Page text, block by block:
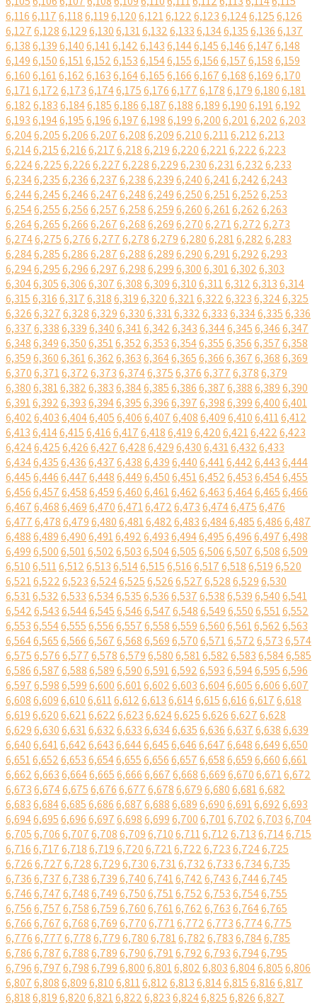
6,1166,1176,1186,1196,1206,1216,1226,1236,1246,1256,126
6,1276,1286,1296,1306,1316,1326,1336,1346,1356,1366,137
6,1386,1396,1406,1416,1426,1436,1446,1456,1466,1476,148
6,1496,1506,1516,1526,1536,1546,1556,1566,1576,1586,159
6,1606,1616,1626,1636,1646,1656,1666,1676,1686,1696,170
6,1716,1726,1736,1746,1756,1766,1776,1786,1796,1806,181
6,1826,1836,1846,1856,1866,1876,1886,1896,1906,1916,192
6,1936,1946,1956,1966,1976,1986,1996,2006,2016,2026,203
6,2046,2056,2066,2076,2086,2096,2106,2116,2126,213
6,2146,2156,2166,2176,2186,2196,2206,2216,2226,223
6,2246,2256,2266,2276,2286,2296,2306,2316,2326,233
6,2346,2356,2366,2376,2386,2396,2406,2416,2426,243
6,2446,2456,2466,2476,2486,2496,2506,2516,2526,253
6,2546,2556,2566,2576,2586,2596,2606,2616,2626,263
6,2646,2656,2666,2676,2686,2696,2706,2716,2726,273
6,2746,2756,2766,2776,2786,2796,2806,2816,2826,283
6,2846,2856,2866,2876,2886,2896,2906,2916,2926,293
6,2946,2956,2966,2976,2986,2996,3006,3016,3026,303
6,3046,3056,3066,3076,3086,3096,3106,3116,3126,3136,314
6,3156,3166,3176,3186,3196,3206,3216,3226,3236,3246,325
6,3266,3276,3286,3296,3306,3316,3326,3336,3346,3356,336
6,3376,3386,3396,3406,3416,3426,3436,3446,3456,3466,347
6,3486,3496,3506,3516,3526,3536,3546,3556,3566,3576,358
6,3596,3606,3616,3626,3636,3646,3656,3666,3676,3686,369
6,3706,3716,3726,3736,3746,3756,3766,3776,3786,379
6,3806,3816,3826,3836,3846,3856,3866,3876,3886,3896,390
6,3916,3926,3936,3946,3956,3966,3976,3986,3996,4006,401
6,4026,4036,4046,4056,4066,4076,4086,4096,4106,4116,412
6,4136,4146,4156,4166,4176,4186,4196,4206,4216,4226,423
6,4246,4256,4266,4276,4286,4296,4306,4316,4326,433
6,4346,4356,4366,4376,4386,4396,4406,4416,4426,4436,444
6,4456,4466,4476,4486,4496,4506,4516,4526,4536,4546,455
6,4566,4576,4586,4596,4606,4616,4626,4636,4646,4656,466
6,4676,4686,4696,4706,4716,4726,4736,4746,4756,476
6,4776,4786,4796,4806,4816,4826,4836,4846,4856,4866,487
6,4886,4896,4906,4916,4926,4936,4946,4956,4966,4976,498
6,4996,5006,5016,5026,5036,5046,5056,5066,5076,5086,509
6,5106,5116,5126,5136,5146,5156,5166,5176,5186,5196,520
6,5216,5226,5236,5246,5256,5266,5276,5286,5296,530
6,5316,5326,5336,5346,5356,5366,5376,5386,5396,5406,541
6,5426,5436,5446,5456,5466,5476,5486,5496,5506,5516,552
6,5536,5546,5556,5566,5576,5586,5596,5606,5616,5626,563
6,5646,5656,5666,5676,5686,5696,5706,5716,5726,5736,574
6,5756,5766,5776,5786,5796,5806,5816,5826,5836,5846,585
6,5866,5876,5886,5896,5906,5916,5926,5936,5946,5956,596
6,5976,5986,5996,6006,6016,6026,6036,6046,6056,6066,607
6,6086,6096,6106,6116,6126,6136,6146,6156,6166,6176,618
6,6196,6206,6216,6226,6236,6246,6256,6266,6276,628
6,6296,6306,6316,6326,6336,6346,6356,6366,6376,6386,639
6,6406,6416,6426,6436,6446,6456,6466,6476,6486,6496,650
6,6516,6526,6536,6546,6556,6566,6576,6586,6596,6606,661
6,6626,6636,6646,6656,6666,6676,6686,6696,6706,6716,672
6,6736,6746,6756,6766,6776,6786,6796,6806,6816,682
6,6836,6846,6856,6866,6876,6886,6896,6906,6916,6926,693
6,6946,6956,6966,6976,6986,6996,7006,7016,7026,7036,704
6,7056,7066,7076,7086,7096,7106,7116,7126,7136,7146,715
6,7166,7176,7186,7196,7206,7216,7226,7236,7246,725
6,7266,7276,7286,7296,7306,7316,7326,7336,7346,735
6,7366,7376,7386,7396,7406,7416,7426,7436,7446,745
6,7466,7476,7486,7496,7506,7516,7526,7536,7546,755
6,7566,7576,7586,7596,7606,7616,7626,7636,7646,765
6,7666,7676,7686,7696,7706,7716,7726,7736,7746,775
6,7766,7776,7786,7796,7806,7816,7826,7836,7846,785
6,7866,7876,7886,7896,7906,7916,7926,7936,7946,795
6,7966,7976,7986,7996,8006,8016,8026,8036,8046,8056,806
6,8076,8086,8096,8106,8116,8126,8136,8146,8156,8166,817
6,8186,8196,8206,8216,8226,8236,8246,8256,8266,827